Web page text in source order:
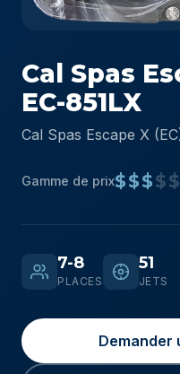
Cal Spas
EC-851LX
Cal Spas Escape X
Gamme de prix$$$$$
7-8
PLACES
51
JETS
Demander